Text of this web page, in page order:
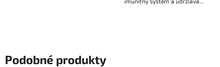
Podobné produkty